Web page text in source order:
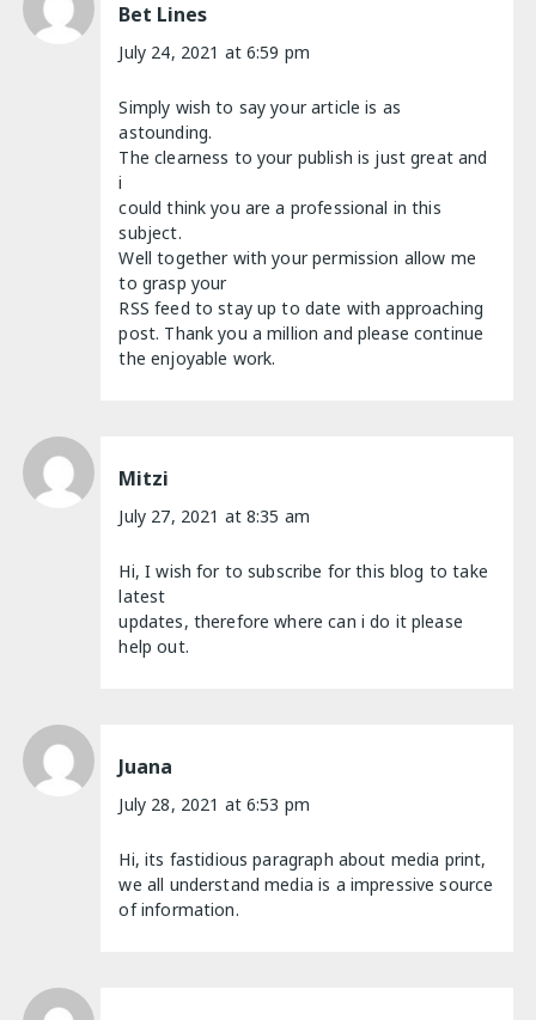
Bet Lines
July 24, 2021 at 6:59 pm
Simply wish to say your article is as
astounding.
The clearness to your publish is just great and
i
could think you are a professional in this
subject.
Well together with your permission allow me
to grasp your
RSS feed to stay up to date with approaching
post. Thank you a million and please continue
the enjoyable work.
Mitzi
July 27, 2021 at 8:35 am
Hi, I wish for to subscribe for this blog to take
latest
updates, therefore where can i do it please
help out.
Juana
July 28, 2021 at 6:53 pm
Hi, its fastidious paragraph about media print,
we all understand media is a impressive source
of information.